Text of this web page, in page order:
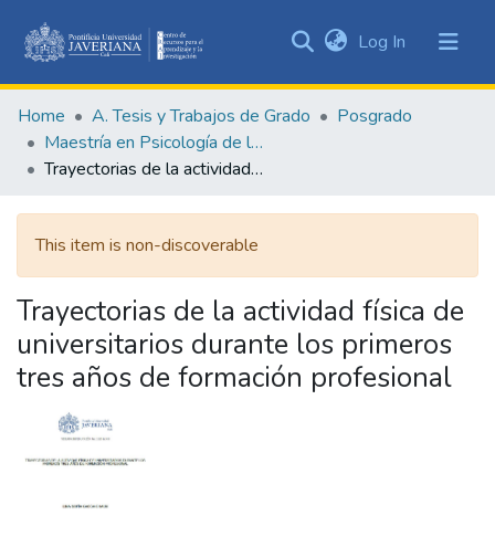
&
Collections
All of DSpace
Statistics
Log In (current)
Home A. Tesis y Trabajos de Grado
Posgrado
Maestría en Psicología de la Salud
Trayectorias de la actividad física de universitarios durante los primeros tres años de formación profesional
This item is non-discoverable
Trayectorias de la actividad física de
universitarios durante los primeros
tres años de formación profesional